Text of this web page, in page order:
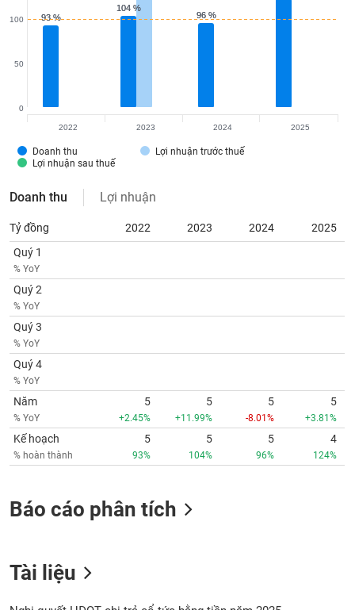
93 %
93 %
104 %
104 %
96 %
96 %
Doanh thu
Lợi nhuận trước thuế
Lợi nhuận sau thuế
0
50
100
2022 2023 2024 2025
Doanh thu Lợi nhuận
Tỷ đồng 2022 2023 2024
2025
Quý 1
% YoY
Quý 2
% YoY
Quý 3
% YoY
Quý 4
% YoY
Năm
% YoY
5
+2.45%
5
+11.99%
5
-8.01%
5
+3.81%
Kế hoạch
% hoàn thành
5
93%
5
104%
5
96%
4
124%
Báo cáo phân tích
Tài liệu